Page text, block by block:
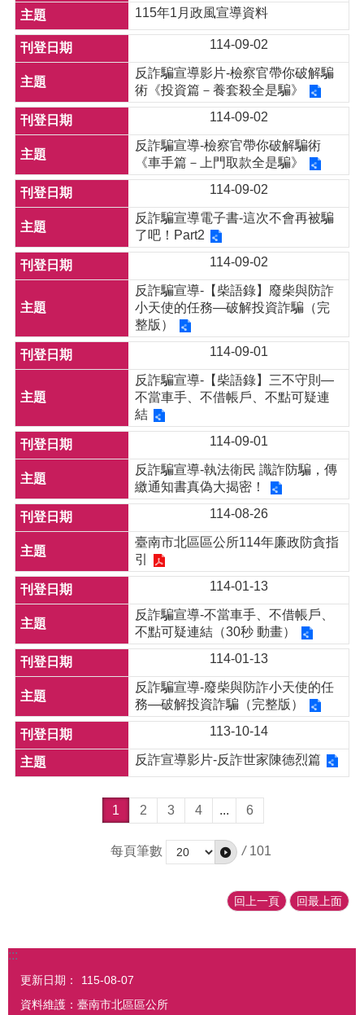
115年1月政風宣導資料
114-09-02
反詐騙宣導影片-檢察官帶你破解騙
術《投資篇－養套殺全是騙》
114-09-02
反詐騙宣導-檢察官帶你破解騙術
《車手篇－上門取款全是騙》
114-09-02
反詐騙宣導電子書-這次不會再被騙
了吧！Part2
114-09-02
反詐騙宣導-【柴語錄】廢柴與防詐
小天使的任務—破解投資詐騙（完
整版）
114-09-01
反詐騙宣導-【柴語錄】三不守則—
不當車手、不借帳戶、不點可疑連
結
114-09-01
反詐騙宣導-執法衛民 識詐防騙，傳
繳通知書真偽大揭密！
114-08-26
臺南市北區區公所114年廉政防貪指
引
114-01-13
反詐騙宣導-不當車手、不借帳戶、
不點可疑連結（30秒 動畫）
114-01-13
反詐騙宣導-廢柴與防詐小天使的任
務—破解投資詐騙（完整版）
113-10-14
反詐宣導影片-反詐世家陳德烈篇
1 2 3 4 ... 6
每頁筆數 / 101
回上一頁 回最上面
:::
更新日期：
115-08-07
資料維護：臺南市北區區公所